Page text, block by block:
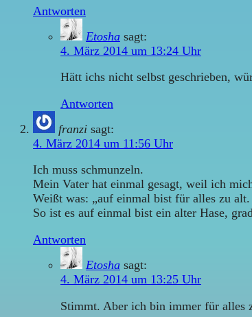
Antworten
Etosha sagt:
4. März 2014 um 13:24 Uhr
Hätt ichs nicht selbst geschrieben,
Antworten
franzi sagt:
4. März 2014 um 11:56 Uhr
Ich muss schmunzeln.
Mein Vater hat einmal gesagt, weil ich
Weißt was: „auf einmal bist für alles zu
So ist es auf einmal bist ein alter Hase,
Antworten
Etosha sagt:
4. März 2014 um 13:25 Uhr
Stimmt. Aber ich bin immer für alles